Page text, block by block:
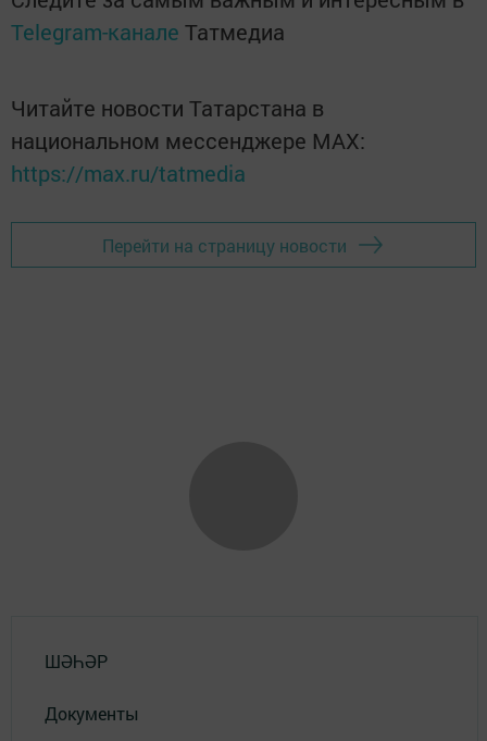
Telegram-канале Татмедиа
Читайте новости Татарстана в
национальном мессенджере MАХ:
https://max.ru/tatmedia
Перейти на страницу новости
ШӘҺӘР
Документы